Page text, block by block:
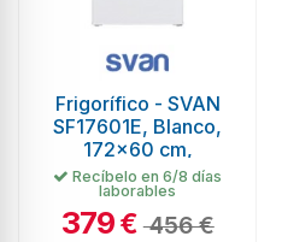
Frigorífico - SVAN
SF17601E, Blanco,
172x60 cm,
Eficiencia E
Recíbelo en 6/8 días
laborables
379€ 456 €